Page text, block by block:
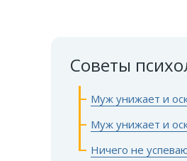
Советы
Муж унижает и
Муж унижает и
Ничего не